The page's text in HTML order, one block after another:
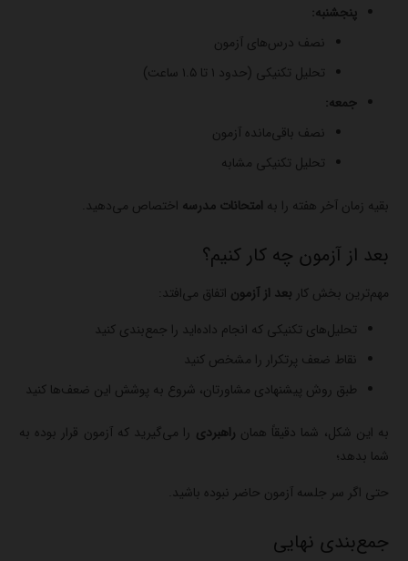
پنجشنبه:
نصف درس‌های آزمون
تحلیل تکنیکی (حدود ۱ تا ۱.۵ ساعت)
جمعه:
نصف باقی‌مانده آزمون
تحلیل تکنیکی مشابه
بقیه زمان آخر هفته را به امتحانات مدرسه اختصاص می‌دهید.
بعد از آزمون چه کار کنیم؟
مهم‌ترین بخش کار بعد از آزمون اتفاق می‌افتد:
تحلیل‌های تکنیکی که انجام داده‌اید را جمع‌بندی کنید
نقاط ضعف پرتکرار را مشخص کنید
طبق روش پیشنهادی مشاورتان، شروع به پوشش این ضعف‌ها کنید
به این شکل، شما دقیقاً همان راهبردی را می‌گیرید که آزمون قرار بوده به
شما بدهد؛
حتی اگر سر جلسه آزمون حاضر نبوده باشید.
جمع‌بندی نهایی